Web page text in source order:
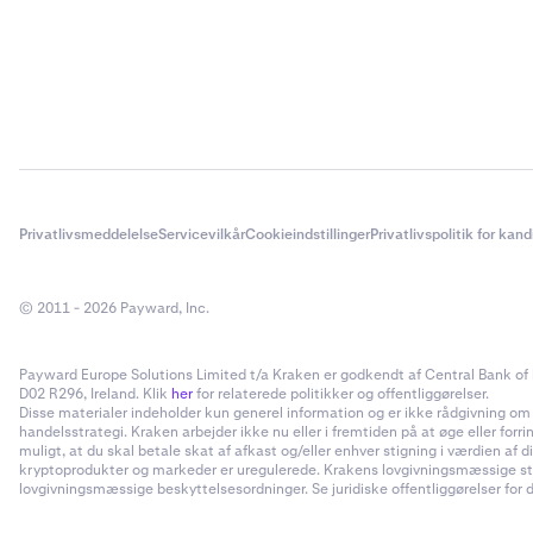
PrivatlivsmeddelelseServicevilkårCookieindstillingerPrivatlivspolitik for
© 2011 - 2026 Payward, Inc.
Payward Europe Solutions Limited t/a Kraken er godkendt af Central Bank
D02 R296, Ireland. Klik herfor relaterede politikker og offentliggørelser.
Disse materialer indeholder kun generel information og er ikke rådgivning
handelsstrategi. Kraken arbejder ikke nu eller i fremtiden på at øge eller
muligt, at du skal betale skat af afkast og/eller enhver stigning i værdien af
kryptoprodukter og markeder er uregulerede. Krakens
lovgivningsmæssige beskyttelsesordninger. Se juridiske offentliggørelser for